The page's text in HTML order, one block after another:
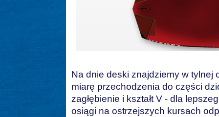
Na dnie deski znajdziemy w tylnej
miarę przechodzenia do części
zagłębienie i kształt V - dla
osiągi na ostrzejszych kursach